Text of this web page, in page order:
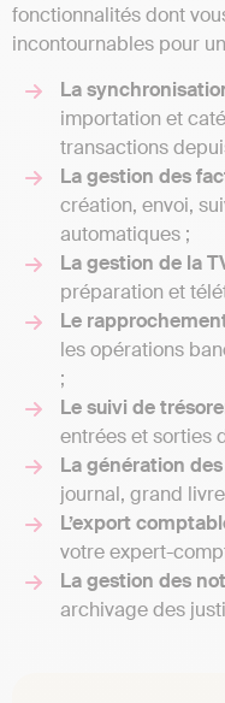
fonctionnalités dont
incontournables pour
La
importation et
transactions
La gestion des
création, envoi,
automatiques ;
La gestion de la
préparation et
Le
les opérations
;
Le suivi de
entrées et sorties
La génération
journal, grand
L’export
votre expert-
La gestion des
archivage des